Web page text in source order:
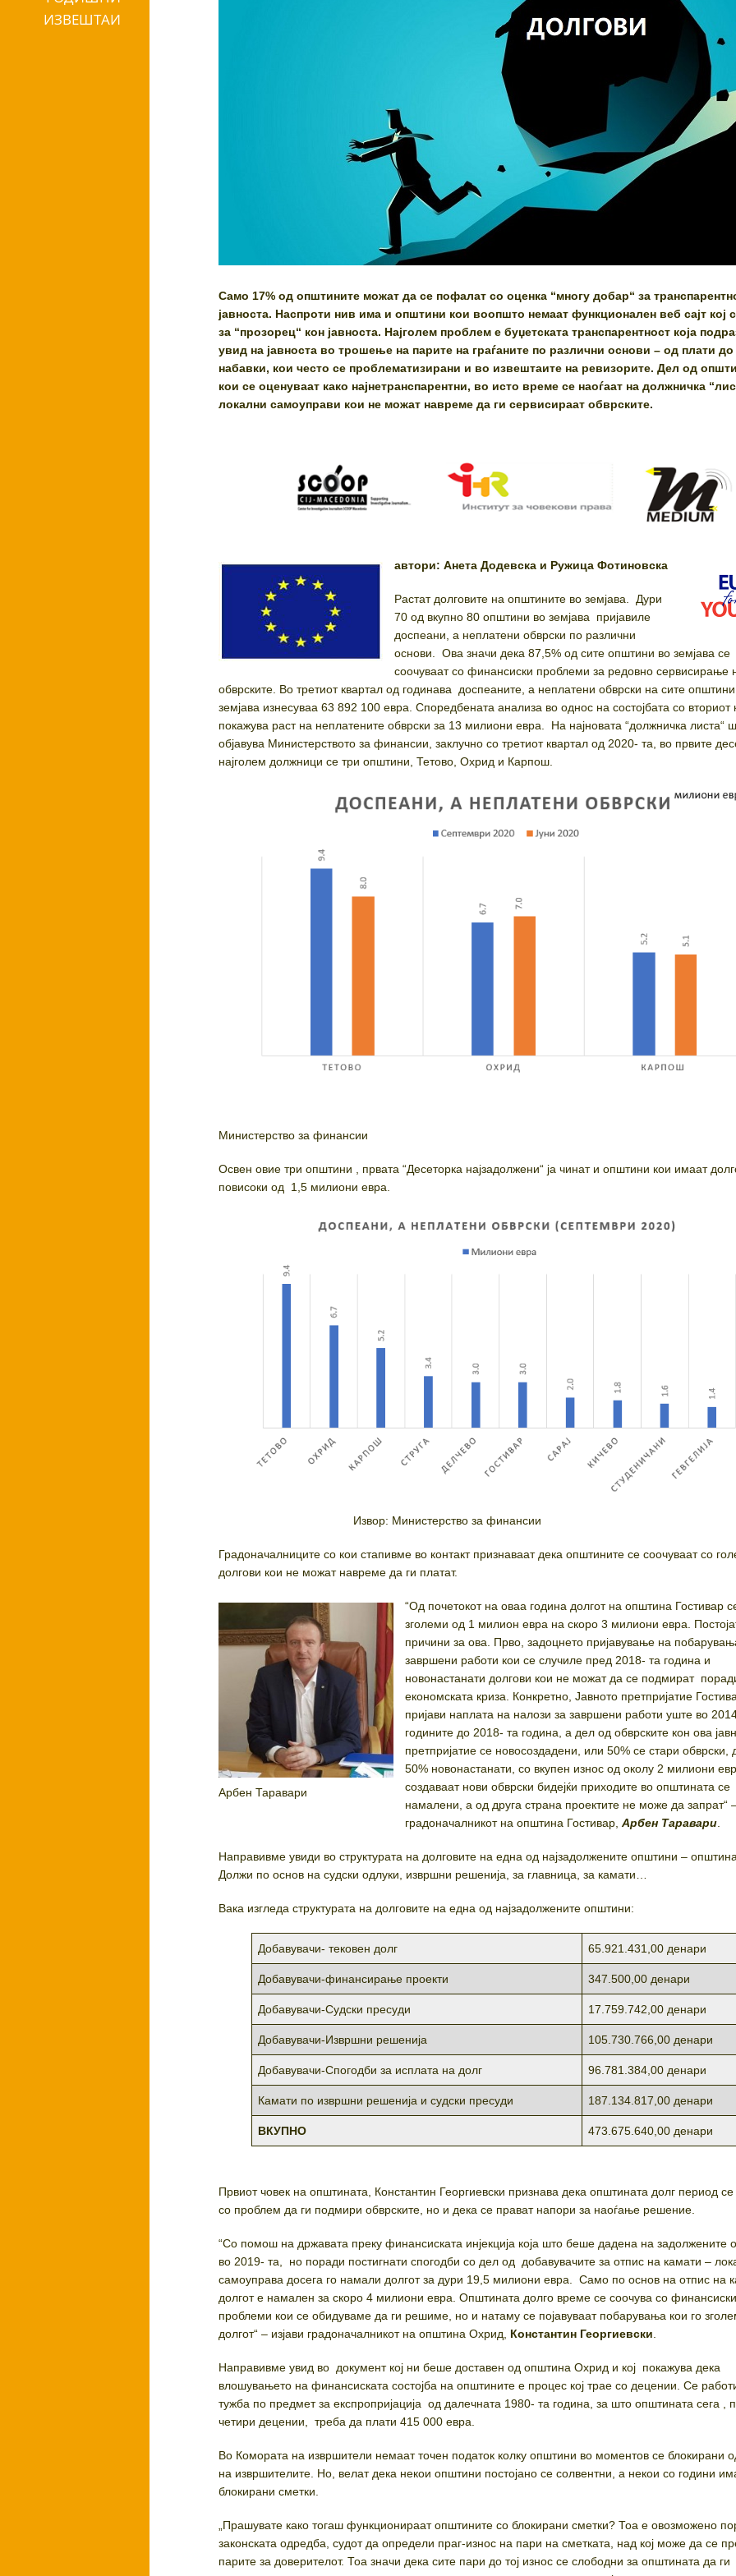
ИЗВЕШТАИ
Само 17% од општините можат да се пофалат со оценка “многу добар“ за
јавноста. Наспроти нив има и општини кои воопшто немаат функционален веб сајт кој
за “прозорец“ кон јавноста. Најголем проблем е буџетската транспарентност која
увид на јавноста во трошење на парите на граѓаните по различни основи – од плати до
набавки, кои често се проблематизирани и во извештаите на ревизорите. Дел од
кои се оценуваат како најнетранспарентни, во исто време се наоѓаат на должничка
локални самоуправи кои не можат навреме да ги сервисираат обврските.
автори: Анета Додевска и Ружица Фотиновска
Растат долговите на општините во земјава. Дури
70 од вкупно 80 општини во земјава пријавиле
доспеани, а неплатени обврски по различни
основи. Ова значи дека 87,5% од сите општини во земјава се
соочуваат со финансиски проблеми за редовно сервисирање
обврските. Во третиот квартал од годинава доспеаните, а неплатени обврски на сите
земјава изнесуваа 63 892 100 евра. Споредбената анализа во однос на состојбата со вториот
покажува раст на неплатените обврски за 13 милиони евра. На најновата “должничка листа“
објавува Министерството за финансии, заклучно со третиот квартал од 2020- та, во првите
најголем должници се три општини, Тетово, Охрид и Карпош.
Министерство за финансии
Освен овие три општини , првата “Десеторка најзадолжени“ ја чинат и општини кои имаат
повисоки од 1,5 милиони евра.
Извор: Министерство за финансии
Градоначалниците со кои стапивме во контакт признаваат дека општините се соочуваат со
долгови кои не можат навреме да ги платат.
Арбен Таравари
“Од почетокот на оваа година долгот на општина Гостивар
зголеми од 1 милион евра на скоро 3 милиони евра.
причини за ова. Прво, задоцнето пријавување на
завршени работи кои се случиле пред 2018- та година и
новонастанати долгови кои не можат да се подмират
економската криза. Конкретно, Јавното претпријатие
пријави наплата на налози за завршени работи уште во
годините до 2018- та година, а дел од обврските кон ова
претпријатие се новосоздадени, или 50% се стари обврски,
50% новонастанати, со вкупен износ од околу 2 милиони
создаваат нови обврски бидејќи приходите во општината се
намалени, а од друга страна проектите не може да запрат“
градоначалникот на општина Гостивар,Арбен Таравари
Направивме увиди во структурата на долговите на една од најзадолжените општини –
Должи по основ на судски одлуки, извршни решенија, за главница, за камати…
Вака изгледа структурата на долговите на една од најзадолжените општини:
Добавувачи- тековен долг 65.921.431,00 денари
Добавувачи-финансирање проекти 347.500,00 денари
Добавувачи-Судски пресуди 17.759.742,00 денари
Добавувачи-Извршни решенија 105.730.766,00 денари
Добавувачи-Спогодби за исплата на долг 96.781.384,00 денари
Камати по извршни решенија и судски пресуди 187.134.817,00 денари
ВКУПНО 473.675.640,00 денари
Првиот човек на општината, Константин Георгиевски признава дека општината долг период се
со проблем да ги подмири обврските, но и дека се прават напори за наоѓање решение.
“Со помош на државата преку финансиската инјекција која што беше дадена на задолжените
во 2019- та, но поради постигнати спогодби со дел од добавувачите за отпис на камати –
самоуправа досега го намали долгот за дури 19,5 милиони евра. Само по основ на отпис на
долгот е намален за скоро 4 милиони евра. Општината долго време се соочува со
проблеми кои се обидуваме да ги решиме, но и натаму се појавуваат побарувања кои го
долгот“ – изјави градоначалникот на општина Охрид, Константин Георгиевски
Направивме увид во документ кој ни беше доставен од општина Охрид и кој покажува дека
влошувањето на финансиската состојба на општините е процес кој трае со децении. Се
тужба по предмет за експропријација од далечната 1980- та година, за што општината сега ,
четири децении, треба да плати 415 000 евра.
Во Комората на извршители немаат точен податок колку општини во моментов се блокирани
на извршителите. Но, велат дека некои општини постојано се солвентни, а некои со години
блокирани сметки.
„Прашувате како тогаш функционираат општините со блокирани сметки? Тоа е овозможено
законската одредба, судот да определи праг-износ на пари на сметката, над кој може да се
парите за доверителот. Тоа значи дека сите пари до тој износ се слободни за општината да ги